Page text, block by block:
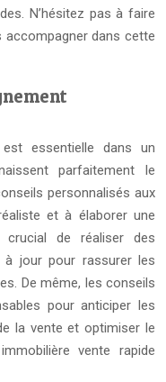
N’hésitez pas à faire
accompagner dans cette
est essentielle dans un
parfaitement le
personnalisés aux
et à élaborer une
de réaliser des
jour pour rassurer les
De même, les conseils
pour anticiper les
la vente et optimiser le
vente rapide